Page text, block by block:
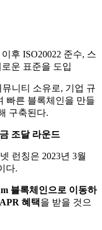
후 ISO20022 준수, 스
운 표준을 도입​
뮤니티 소유로, 기업 규
빠른 블록체인을 만들
구축된다.​
조달 라운드
런칭은 2023년 3월
다.​
블록체인으로 이동하
혜택을 받을 것으